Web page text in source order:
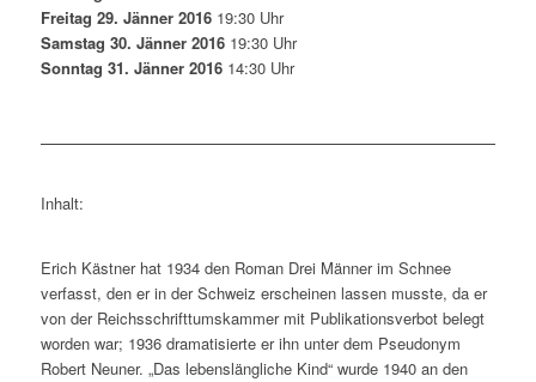
Freitag 29. Jänner 201619:30 Uhr
Samstag 30. Jänner 201619:30 Uhr
Sonntag 31. Jänner 201614:30 Uhr
Inhalt:
Erich Kästner hat 1934 den Roman Drei Männer im Schnee
verfasst, den er in der Schweiz erscheinen lassen musste, da er
von der Reichsschrifttumskammer mit Publikationsverbot belegt
worden war; 1936 dramatisierte er ihn unter dem Pseudonym
Robert Neuner. „Das lebenslängliche Kind“ wurde 1940 an den